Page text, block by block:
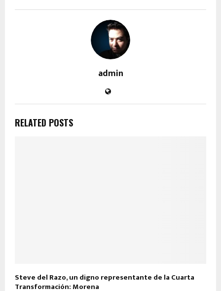
admin
RELATED POSTS
Steve del Razo, un digno representante de la Cuarta
Transformación: Morena